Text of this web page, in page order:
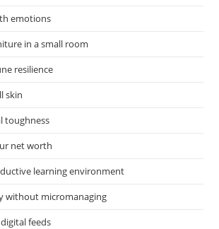
emotions
in a small room
resilience
skin
toughness
net worth
learning environment
without micromanaging
feeds